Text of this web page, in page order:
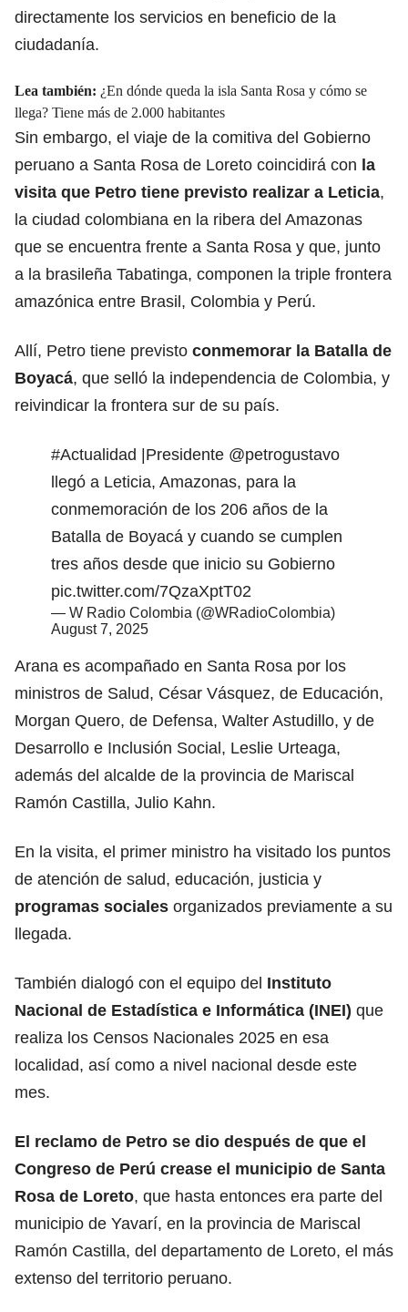
directamente los servicios en beneficio de la
ciudadanía.
Lea también: ¿En dónde queda la isla Santa Rosa y cómo se
llega? Tiene más de 2.000 habitantes
Sin embargo, el viaje de la comitiva del Gobierno
peruano a Santa Rosa de Loreto coincidirá con la
visita que Petro tiene previsto realizar a Leticia,
la ciudad colombiana en la ribera del Amazonas
que se encuentra frente a Santa Rosa y que, junto
a la brasileña Tabatinga, componen la triple frontera
amazónica entre Brasil, Colombia y Perú.
Allí, Petro tiene previsto conmemorar la Batalla de
Boyacá, que selló la independencia de Colombia, y
reivindicar la frontera sur de su país.
#Actualidad |Presidente @petrogustavo
llegó a Leticia, Amazonas, para la
conmemoración de los 206 años de la
Batalla de Boyacá y cuando se cumplen
tres años desde que inicio su Gobierno
pic.twitter.com/7QzaXptT02
— W Radio Colombia (@WRadioColombia)
August 7, 2025
Arana es acompañado en Santa Rosa por los
ministros de Salud, César Vásquez, de Educación,
Morgan Quero, de Defensa, Walter Astudillo, y de
Desarrollo e Inclusión Social, Leslie Urteaga,
además del alcalde de la provincia de Mariscal
Ramón Castilla, Julio Kahn.
En la visita, el primer ministro ha visitado los puntos
de atención de salud, educación, justicia y
programas sociales organizados previamente a su
llegada.
También dialogó con el equipo del Instituto
Nacional de Estadística e Informática (INEI) que
realiza los Censos Nacionales 2025 en esa
localidad, así como a nivel nacional desde este
mes.
El reclamo de Petro se dio después de que el
Congreso de Perú crease el municipio de Santa
Rosa de Loreto, que hasta entonces era parte del
municipio de Yavarí, en la provincia de Mariscal
Ramón Castilla, del departamento de Loreto, el más
extenso del territorio peruano.